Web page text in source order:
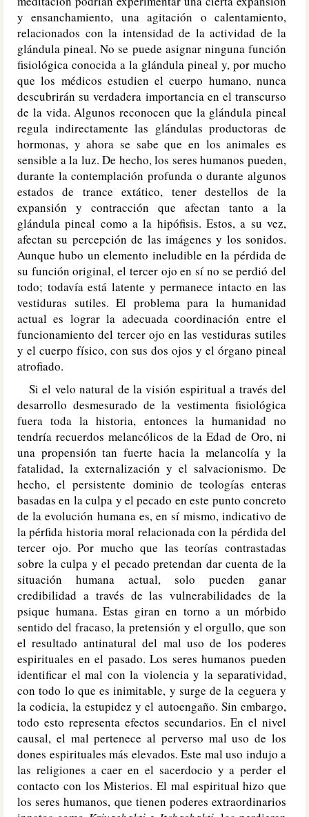
y ensanchamiento, una agitación o calentamiento,
relacionados con la intensidad de la actividad de la
glándula pineal. No se puede asignar ninguna función
fisiológica conocida a la glándula pineal y, por mucho
que los médicos estudien el cuerpo humano, nunca
descubrirán su verdadera importancia en el transcurso
de la vida. Algunos reconocen que la glándula pineal
regula indirectamente las glándulas productoras de
hormonas, y ahora se sabe que en los animales es
sensible a la luz. De hecho, los seres humanos pueden,
durante la contemplación profunda o durante algunos
estados de trance extático, tener destellos de la
expansión y contracción que afectan tanto a la
glándula pineal como a la hipófisis. Estos, a su vez,
afectan su percepción de las imágenes y los sonidos.
Aunque hubo un elemento ineludible en la pérdida de
su función original, el tercer ojo en sí no se perdió del
todo; todavía está latente y permanece intacto en las
vestiduras sutiles. El problema para la humanidad
actual es lograr la adecuada coordinación entre el
funcionamiento del tercer ojo en las vestiduras sutiles
y el cuerpo físico, con sus dos ojos y el órgano pineal
atrofiado.
Si el velo natural de la visión espiritual a través del
desarrollo desmesurado de la vestimenta fisiológica
fuera toda la historia, entonces la humanidad no
tendría recuerdos melancólicos de la Edad de Oro, ni
una propensión tan fuerte hacia la melancolía y la
fatalidad, la externalización y el salvacionismo. De
hecho, el persistente dominio de teologías enteras
basadas en la culpa y el pecado en este punto concreto
de la evolución humana es, en sí mismo, indicativo de
la pérfida historia moral relacionada con la pérdida del
tercer ojo. Por mucho que las teorías contrastadas
sobre la culpa y el pecado pretendan dar cuenta de la
situación humana actual, solo pueden ganar
credibilidad a través de las vulnerabilidades de la
psique humana. Estas giran en torno a un mórbido
sentido del fracaso, la pretensión y el orgullo, que son
el resultado antinatural del mal uso de los poderes
espirituales en el pasado. Los seres humanos pueden
identificar el mal con la violencia y la separatividad,
con todo lo que es inimitable, y surge de la ceguera y
la codicia, la estupidez y el autoengaño. Sin embargo,
todo esto representa efectos secundarios. En el nivel
causal, el mal pertenece al perverso mal uso de los
dones espirituales más elevados. Este mal uso indujo a
las religiones a caer en el sacerdocio y a perder el
contacto con los Misterios. El mal espiritual hizo que
los seres humanos, que tienen poderes extraordinarios